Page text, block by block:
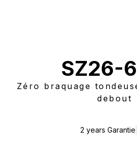
SZ26-
Zéro braquage
debout
2 years Garantie